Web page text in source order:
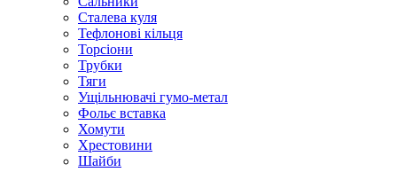
Сталева куля
Тефлонові кільця
Торсіони
Трубки
Тяги
Ущільнювачі гумо-метал
Фольє вставка
Хомути
Хрестовини
Шайби